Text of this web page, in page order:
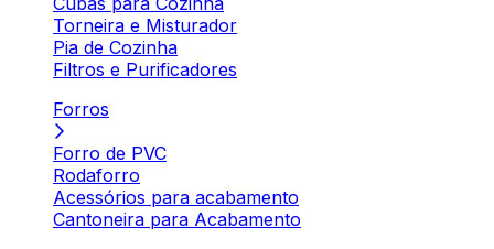
Torneira e Misturador
Pia de Cozinha
Filtros e Purificadores
Forros
Forro de PVC
Rodaforro
Acessórios para acabamento
Cantoneira para Acabamento